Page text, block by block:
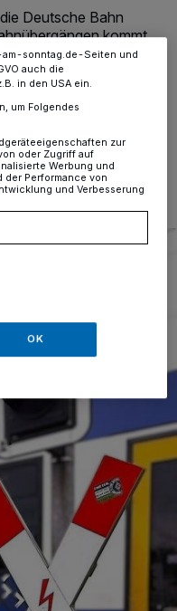
Deutsche Bahn
kommt
Lesezeit
Website. Weitere
am-sonntag.de-Seiten und
auch die
in den USA ein.
um Folgendes
zur
oder Zugriff auf
Werbung und
der Performance von
und Verbesserung
OK